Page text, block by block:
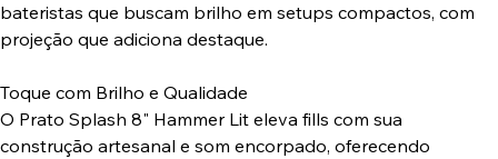
bateristas que buscam brilho em setups compactos, com
projeção que adiciona destaque.
Toque com Brilho e Qualidade
O Prato Splash 8" Hammer Lit eleva fills com sua
construção artesanal e som encorpado, oferecendo